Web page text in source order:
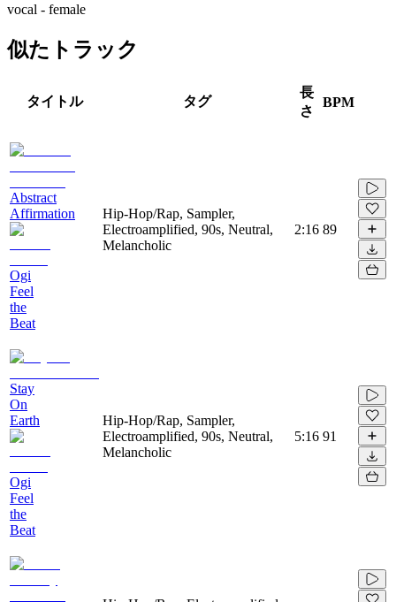
vocal - female
似たトラック
タイトル タグ
長
さ
BPM
Abstract
Affirmation
Ogi
Feel
the
Beat
Hip-Hop/Rap, Sampler,
Electroamplified, 90s, Neutral,
Melancholic
2:16 89
Stay
On
Earth
Ogi
Feel
the
Beat
Hip-Hop/Rap, Sampler,
Electroamplified, 90s, Neutral,
Melancholic
5:16 91